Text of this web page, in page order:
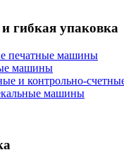
гибкая упаковка
печатные машины
машины
и контрольно-
машины